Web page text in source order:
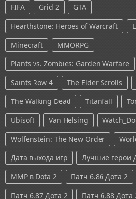
FIFA
Grid 2
GTA
Hearthstone: Heroes of Warcraft
Minecraft
MMORPG
Plants vs. Zombies: Garden Warfare
Saints Row 4
The Elder Scrolls
The Walking Dead
Titanfall
Ubisoft
Van Helsing
Wolfenstein: The New Order
Дата выхода игр
Лучшие герои
ММР в Dota 2
Патч 6.86 Дота 2
Патч 6.87 Дота 2
Патч 6.88 Дота